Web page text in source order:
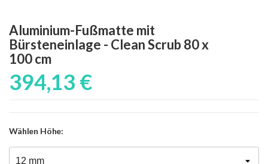
Aluminium-Fußmatte mit
Bürsteneinlage - Clean Scrub 80 x
100 cm
394,13 €
Wählen Höhe: